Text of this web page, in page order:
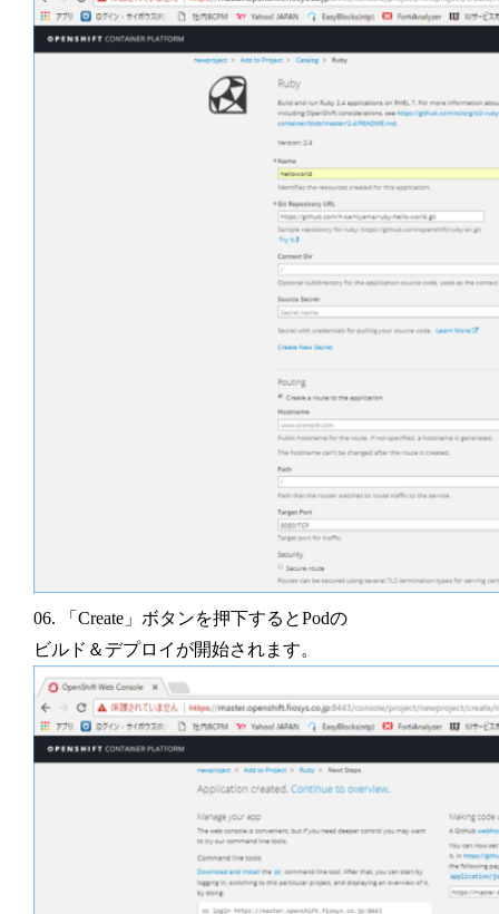
06. 「Create」ボタンを押下するとPodの
ビルド＆デプロイが開始されます。